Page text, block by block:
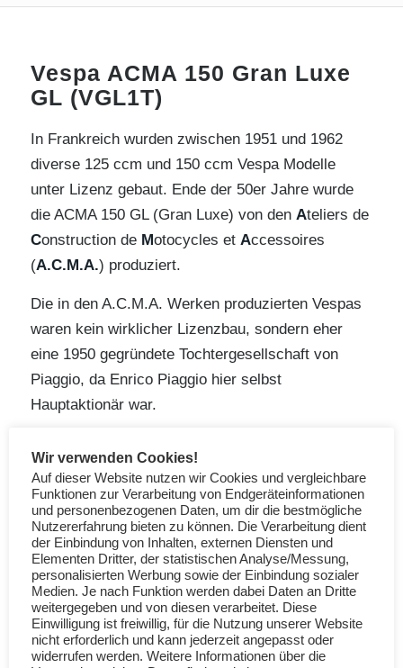
Vespa ACMA 150 Gran Luxe
GL (VGL1T)
In Frankreich wurden zwischen 1951 und 1962
diverse 125 ccm und 150 ccm Vespa Modelle
unter Lizenz gebaut. Ende der 50er Jahre wurde
die ACMA 150 GL (Gran Luxe) von den Ateliers de
Construction de Motocycles et Accessoires
(A.C.M.A.) produziert.
Die in den A.C.M.A. Werken produzierten Vespas
waren kein wirklicher Lizenzbau, sondern eher
eine 1950 gegründete Tochtergesellschaft von
Piaggio, da Enrico Piaggio hier selbst
Hauptaktionär war.
allerdings hat sie einen Lenker aus Aluguss wie
die Vespa GS2/T2. Ihr Motor ist mit einem Hub
von 54 mm und einer 58,8 mm Bohrung
jedoch nicht vom Motor der GS (Bohrung und Hub
57 mm), sondern von den 125 ccm Modellen
abgeleitet.
Besondere Merkmale:9 Zoll Weißwandreifen,
3.50; Abschließbares Gepäckfach; Ersatzrad im
Wir verwenden Cookies!
Auf dieser Website nutzen wir Cookies und vergleichbare
Funktionen zur Verarbeitung von Endgeräteinformationen
und personenbezogenen Daten, um dir die bestmögliche
Nutzererfahrung bieten zu können. Die Verarbeitung dient
der Einbindung von Inhalten, externen Diensten und
Elementen Dritter, der statistischen Analyse/Messung,
personalisierten Werbung sowie der Einbindung sozialer
Medien. Je nach Funktion werden dabei Daten an Dritte
weitergegeben und von diesen verarbeitet. Diese
Einwilligung ist freiwillig, für die Nutzung unserer Website
nicht erforderlich und kann jederzeit angepasst oder
widerrufen werden. Weitere Informationen über die